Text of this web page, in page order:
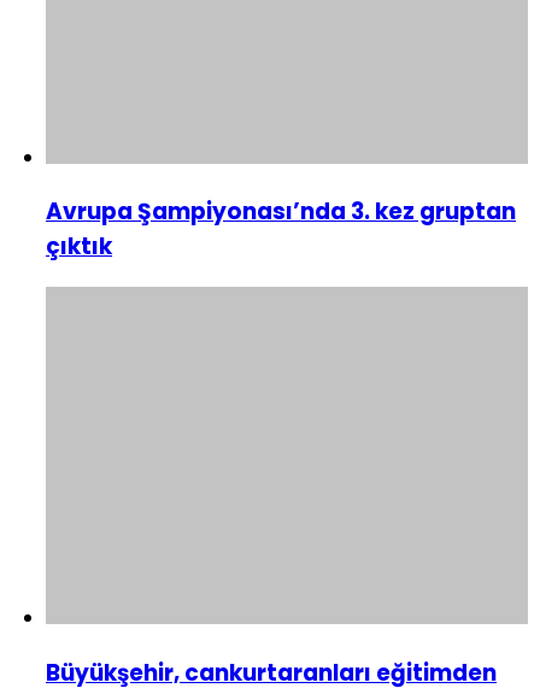
Avrupa Şampiyonası’nda 3. kez gruptan
çıktık
Büyükşehir, cankurtaranları eğitimden